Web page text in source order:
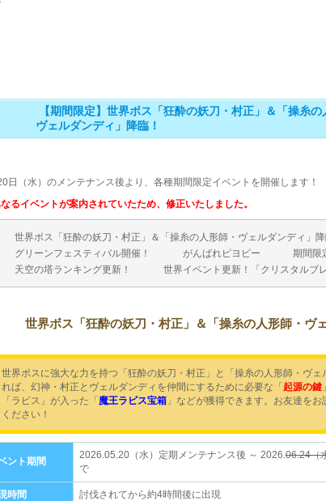
【期間限定】世界ボス「狂酔の妖刀・村正」＆「操糸の
ヴェルダンディ」降臨！
日（水）のメンテナンス後より、各種期間限定イベントを開催します！
るイベントが案内されていたため、修正いたしました。
世界ボス「狂酔の妖刀・村正」＆「操糸の人形師・ヴェルダンディ」
グリーンフェスティバル開催！
がんばれピヨピー
期間限
天空の塔ランキング更新！
世界イベント更新！「クリスタルブレ
世界ボス「狂酔の妖刀・村正」＆「操糸の人形師・ヴ
世界ボスに強大な力を持つ「狂酔の妖刀・村正」と「操糸の人形師・ヴ
れば、幻神・村正とヴェルダンディを仲間にするために必要な「 起源の鍵
「ラピス」が入った「 魔王ラピス宝箱」などが獲得できます。お友達を
ください！
ント期間
2026.05.20（水）定期メンテナンス後 ～ 2026.06.24（
で
時間 討伐されてから約4時間後に出現